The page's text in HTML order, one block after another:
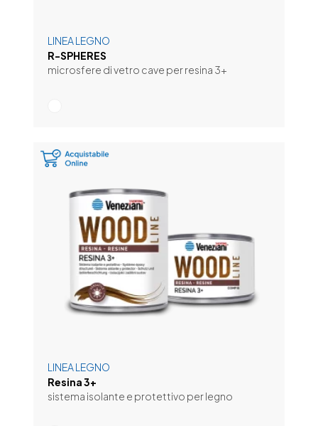
LINEA LEGNO
R-SPHERES
microsfere di vetro cave per resina 3+
LINEA LEGNO
Resina 3+
sistema isolante e protettivo per legno